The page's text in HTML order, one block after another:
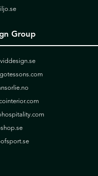
Group
gotessons.com